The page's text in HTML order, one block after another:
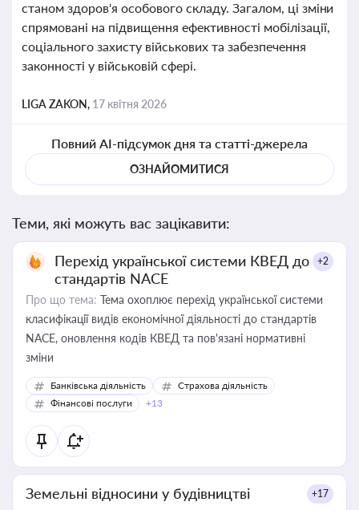
станом здоров'я особового складу. Загалом, ці зміни
спрямовані на підвищення ефективності мобілізації,
соціального захисту військових та забезпечення
законності у військовій сфері.
LIGA ZAKON, 17 квітня 2026
Повний AI-підсумок дня та статті-джерела
ОЗНАЙОМИТИСЯ
Теми, які можуть вас зацікавити:
Перехід української системи КВЕД до
стандартів NACE
+2
Про що тема: Тема охоплює перехід української системи
класифікації видів економічної діяльності до стандартів
NACE, оновлення кодів КВЕД та пов'язані нормативні
зміни
Банківська діяльність
Страхова діяльність
Фінансові послуги
+13
Земельні відносини у будівництві +17